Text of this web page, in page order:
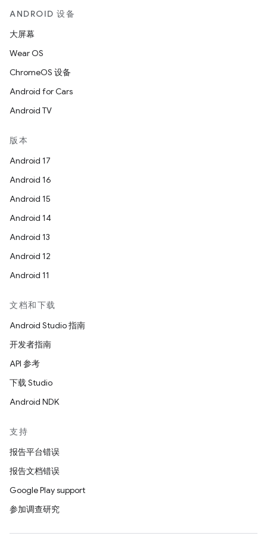
ANDROID 设备
大屏幕
Wear OS
ChromeOS 设备
Android for Cars
Android TV
版本
Android 17
Android 16
Android 15
Android 14
Android 13
Android 12
Android 11
文档和下载
Android Studio 指南
开发者指南
API 参考
下载 Studio
Android NDK
支持
报告平台错误
报告文档错误
Google Play support
参加调查研究